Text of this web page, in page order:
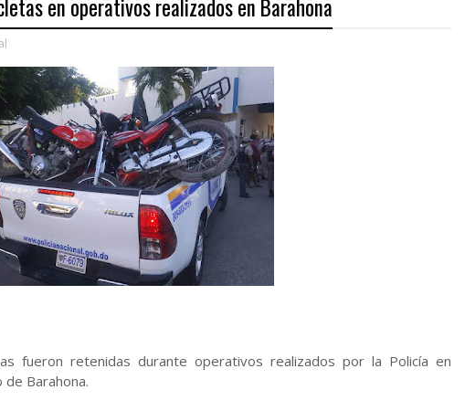
en operativos realizados en Barahona
fueron retenidas durante operativos realizados por la Policía en
Barahona.